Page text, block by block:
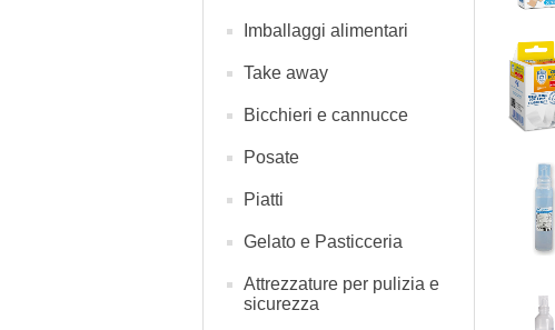
Imballaggi alimentari
Take away
Bicchieri e cannucce
Posate
Piatti
Gelato e Pasticceria
Attrezzature per pulizia e
sicurezza